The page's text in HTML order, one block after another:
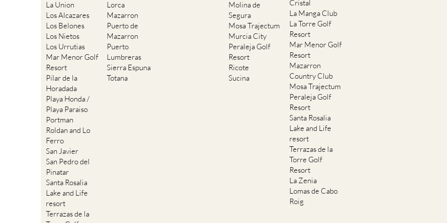
La Union
Los Alcazares
Los Belones
Los Nietos
Los Urrutias
Mar Menor Golf
Resort
Pilar de la
Horadada
Playa Honda /
Playa Paraiso
Portman
Roldan and Lo
Ferro
San Javier
San Pedro del
Pinatar
Santa Rosalia
Lake and Life
resort
Terrazas de la
Lorca
Mazarron
Puerto de
Mazarron
Puerto
Lumbreras
Sierra Espuna
Totana
Molina de
Segura
Mosa Trajectum
Murcia City
Peraleja Golf
Resort
Ricote
Sucina
Cristal
La Manga Club
La Torre Golf
Resort
Mar Menor Golf
Resort
Mazarron
Country Club
Mosa Trajectum
Peraleja Golf
Resort
Santa Rosalia
Lake and Life
resort
Terrazas de la
Torre Golf
Resort
La Zenia
Lomas de Cabo
Roig